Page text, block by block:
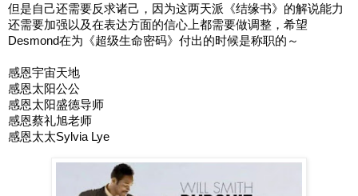
但是自己还需要反求诸己，因为这两天派《结缘书》的解说能力
还需要加强以及在表达方面的信心上都需要做调整，希望
Desmond在为《超级生命密码》付出的时候是称职的～
感恩宇宙天地
感恩太阳公公
感恩太阳盛德导师
感恩蔡礼旭老师
感恩太太Sylvia Lye